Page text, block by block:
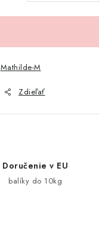
Mathilde-M
Zdieľať
Doručenie v EU
balíky do 10kg